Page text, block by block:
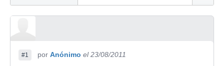
#1 por Anónimo el 23/08/2011